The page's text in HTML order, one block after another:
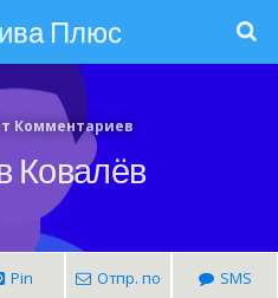
Плюс
Комментариев
Ковалёв
Pin
Отпр. по
SMS